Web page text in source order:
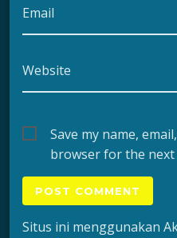
Email
Website
Save my name,
browser for the next
Situs ini menggunakan